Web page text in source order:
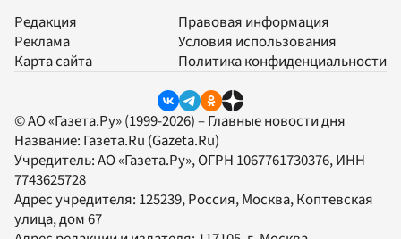
Редакция
Реклама
Карта сайта
Правовая информация
Условия использования
Политика конфиденциальности
© АО «Газета.Ру» (1999-2026) – Главные новости дня
Название: Газета.Ru (Gazeta.Ru)
Учредитель:АО «Газета.Ру», ОГРН 1067761730376, ИНН
7743625728
Адрес учредителя: 125239, Россия, Москва, Коптевская
улица, дом 67